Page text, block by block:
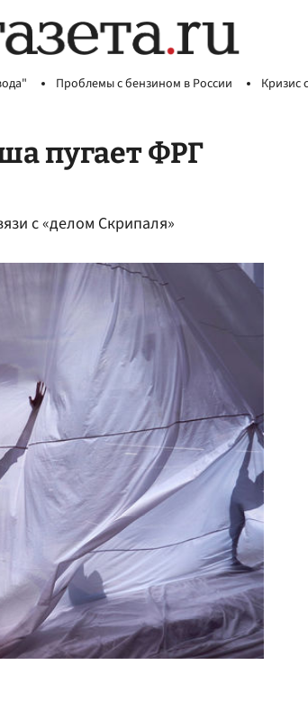
Проблемы с бензином в России Кризис
пугает ФРГ
с «делом Скрипаля»